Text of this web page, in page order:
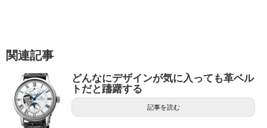
関連記事
どんなにデザインが気に入っても革ベル
トだと躊躇する
記事を読む